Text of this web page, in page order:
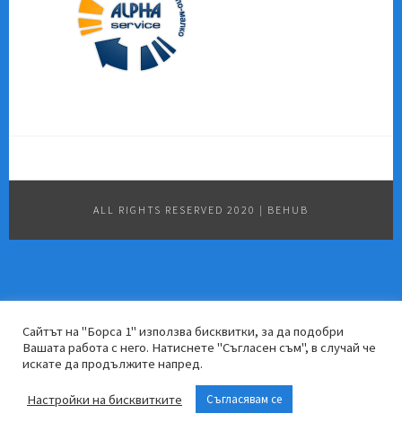
ALL RIGHTS RESERVED 2020 | BEHUB
Сайтът на "Борса 1" използва бисквитки, за да подобри
Вашата работа с него. Натиснете "Съгласен съм", в случай че
искате да продължите напред.
Настройки на бисквитките Съгласявам се